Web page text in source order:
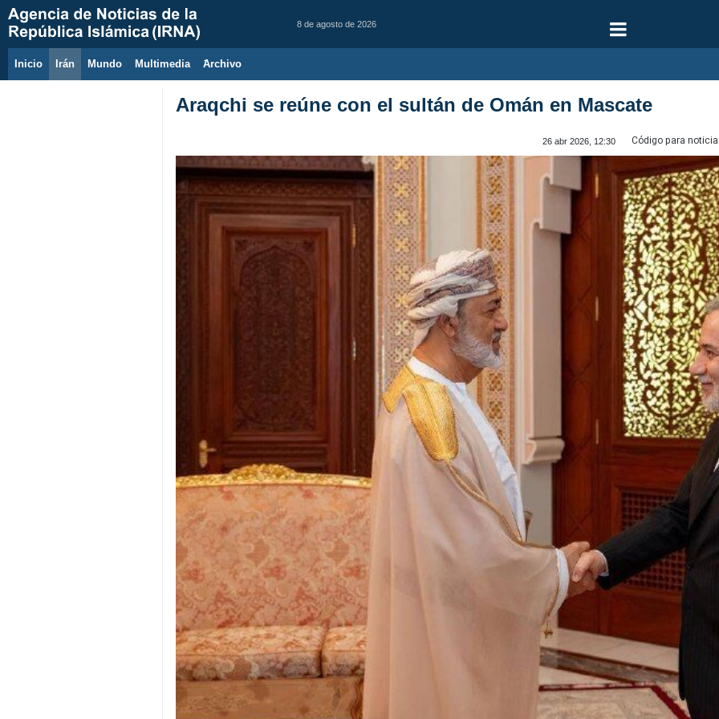
8 de agosto de 2026
Inicio Irán Mundo Multimedia َArchivo
Araqchi se reúne con el sultán de Omán en Mascate
26 abr 2026, 12:30 Código para